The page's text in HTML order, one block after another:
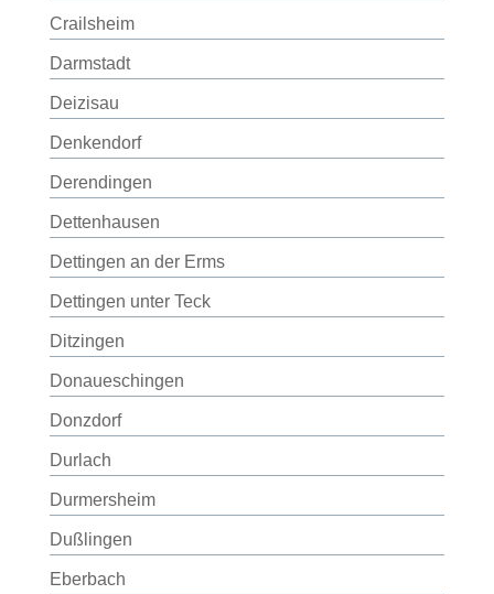
Crailsheim
Darmstadt
Deizisau
Denkendorf
Derendingen
Dettenhausen
Dettingen an der Erms
Dettingen unter Teck
Ditzingen
Donaueschingen
Donzdorf
Durlach
Durmersheim
Dußlingen
Eberbach